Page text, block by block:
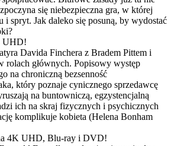
się niebezpieczna gra, w której
i spryt. Jak daleko się posuną, by wydostać
UHD!
Davida Finchera z Bradem Pittem i
rolach głównych. Popisowy występ
na chroniczną bezsenność
który poznaje cynicznego sprzedawcę
na buntowniczą, egzystencjalną
ich na skraj fizycznych i psychicznych
komplikuje kobieta (Helena Bonham
4K UHD, Blu-ray i DVD!